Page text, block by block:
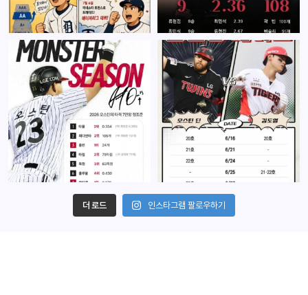
더 로드 인스타그램 팔로우하기